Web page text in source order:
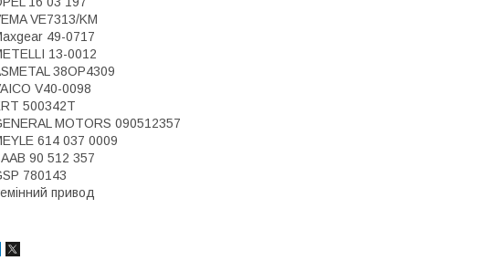
VE7313/KM
49-0717
13-0012
38OP4309
V40-0098
500342T
MOTORS 090512357
614 037 0009
90 512 357
780143
привод